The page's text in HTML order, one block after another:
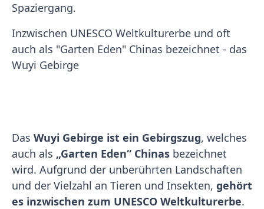
Spaziergang.
Inzwischen UNESCO Weltkulturerbe und oft
auch als "Garten Eden" Chinas bezeichnet - das
Wuyi Gebirge
Das Wuyi Gebirge ist ein Gebirgszug, welches
auch als „Garten Eden“ Chinas bezeichnet
wird. Aufgrund der unberührten Landschaften
und der Vielzahl an Tieren und Insekten, gehört
es inzwischen zum UNESCO Weltkulturerbe.